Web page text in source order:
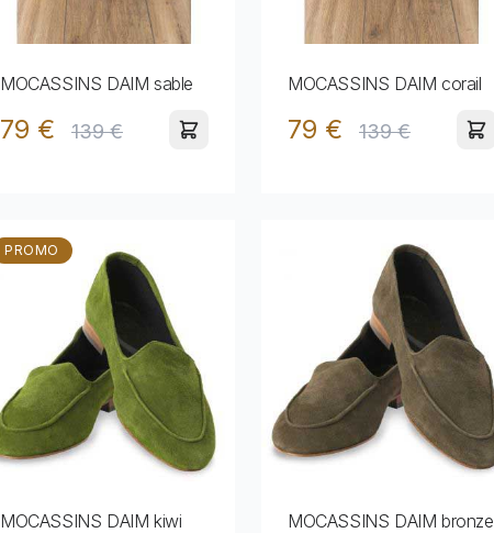
MOCASSINS DAIM sable
79 € 139 €
MOCASSINS DAIM corail
79 € 139 €
PROMO
MOCASSINS DAIM kiwi MOCASSINS DAIM bronze